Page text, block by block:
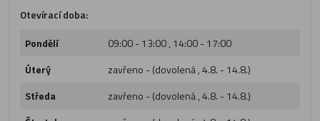
Otevírací doba:
Pondělí
09:00 - 13:00 , 14:00 - 17:00
Úterý
zavřeno - (dovolená , 4.8. - 14.8.)
Středa
zavřeno - (dovolená , 4.8. - 14.8.)